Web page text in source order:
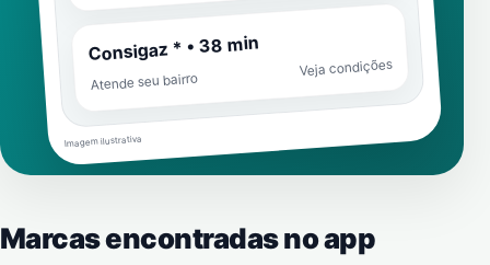
Consigaz * • 38 min
Atende seu bairro
Veja condições
Imagem ilustrativa
Marcas encontradas no app